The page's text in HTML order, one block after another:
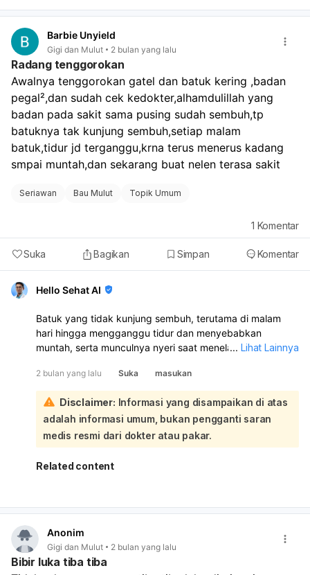
bakteri berkembang biak dan menghasilkan bau tidak
lidah, dan minum air, masalah utama mungkin terletak
pada karang gigi dan gigi berlubang yang belum
tertangani. Segera usahakan untuk melakukan scaling
dan penambalan gigi. Setelah masalah gigi dan karang
gigi teratasi, lanjutkan kebiasaan baik Anda dalam
menjaga kebersihan mulut. Jika setelah tindakan tersebut
bau mulut masih belum hilang, barulah kita perlu
mempertimbangkan kemungkinan penyebab lain seperti
mulut kering, refluks asam lambung, atau kondisi medis
lainnya yang mungkin memerlukan pemeriksaan lebih
Barbie Unyield
Gigi dan Mulut 2 bulan yang lalu
Radang tenggorokan
Awalnya tenggorokan gatel dan batuk kering ,badan
pegal²,dan sudah cek kedokter,alhamdulillah yang
badan pada sakit sama pusing sudah sembuh,tp
batuknya tak kunjung sembuh,setiap malam
batuk,tidur jd terganggu,krna terus menerus kadang
smpai muntah,dan sekarang buat nelen terasa sakit
Seriawan Bau Mulut Topik Umum
Suka Bagikan Simpan Komentar
1 Komentar
Hello Sehat AI
Batuk yang tidak kunjung sembuh, terutama di malam
hari hingga mengganggu tidur dan menyebabkan
muntah, serta munculnya nyeri saat menelan,
lebih lanjut meskipun gejala pegal-pegal dan pusing
sudah membaik:
Beberapa kemungkinan penyebab batuk yang persisten,
terutama di malam hari, dan nyeri menelan antara lain:
Sisa Lendir (Post Nasal Drip):Lendir yang menumpuk
di saluran napas dapat menyebabkan rasa gatal dan
kering di tenggorokan, yang sering memburuk saat
Masalah Asam Lambung (GERD):Kondisi ini dapat
mengiritasi tenggorokan dan memicu batuk serta nyeri
saat menelan, terutama saat berbaring di malam hari.
Infeksi Sekunder:
... Lihat Lainnya
2 bulan yang lalu Suka masukan
Disclaimer: Informasi yang disampaikan di atas
adalah informasi umum, bukan pengganti saran
medis resmi dari dokter atau pakar.
Related content
Anonim
Gigi dan Mulut 2 bulan yang lalu
Bibir luka tiba tiba